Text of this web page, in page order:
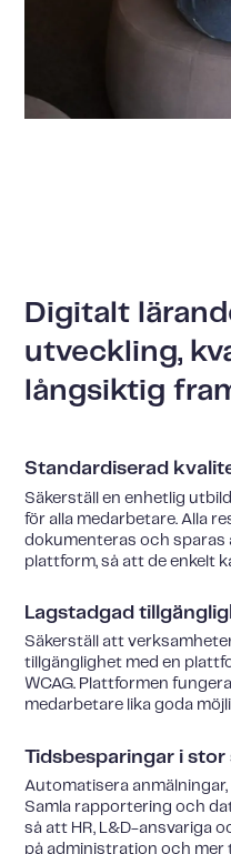
Digitalt
utveckling,
långsiktig
Standardiserad
Säkerställ en enhetlig
för alla medarbetare. Alla
dokumenteras och sparas
plattform, så att de enkelt
Lagstadgad
Säkerställ att
tillgänglighet med en
WCAG. Plattformen
medarbetare lika goda
Tidsbesparingar i stor
Automatisera
Samla rapportering och
så att HR, L&D-ansvariga
på administration och mer